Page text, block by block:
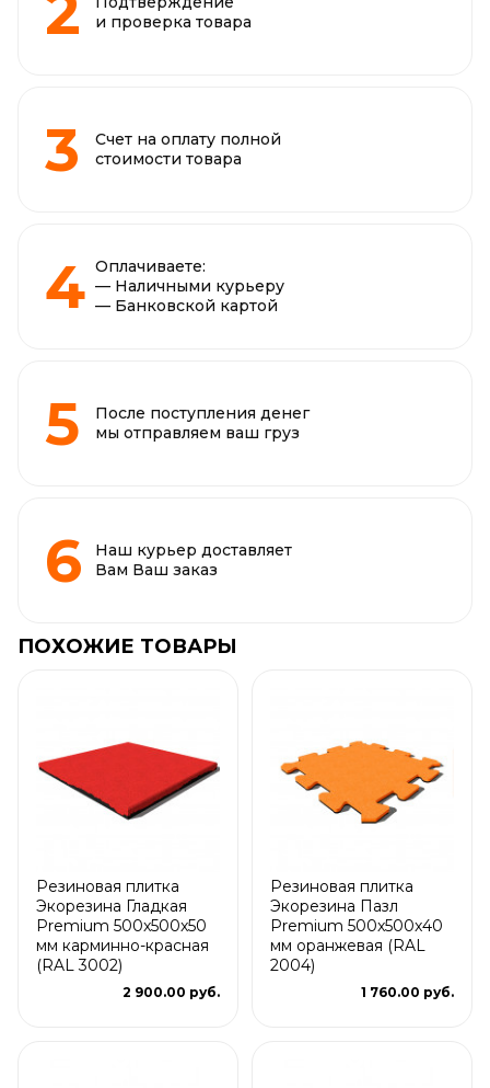
и проверка товара
Счет на оплату полной
стоимости товара
Оплачиваете:
— Наличными курьеру
— Банковской картой
После поступления денег
мы отправляем ваш груз
Наш курьер доставляет
Вам Ваш заказ
ПОХОЖИЕ ТОВАРЫ
Резиновая плитка
Экорезина Гладкая
Premium 500x500x50
мм карминно-красная
(RAL 3002)
2 900.00 руб.
Резиновая плитка
Экорезина Пазл
Premium 500x500x40
мм оранжевая (RAL
2004)
1 760.00 руб.